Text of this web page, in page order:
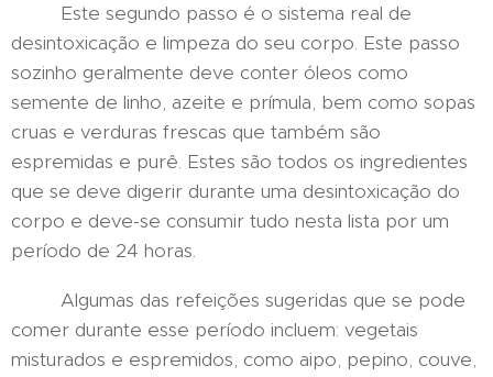
Este segundo passo é o sistema real de
desintoxicação e limpeza do seu corpo. Este passo
sozinho geralmente deve conter óleos como
semente de linho, azeite e prímula, bem como sopas
cruas e verduras frescas que também são
espremidas e purê. Estes são todos os ingredientes
que se deve digerir durante uma desintoxicação do
corpo e deve-se consumir tudo nesta lista por um
período de 24 horas.
Algumas das refeições sugeridas que se pode
comer durante esse período incluem: vegetais
misturados e espremidos, como aipo, pepino, couve,